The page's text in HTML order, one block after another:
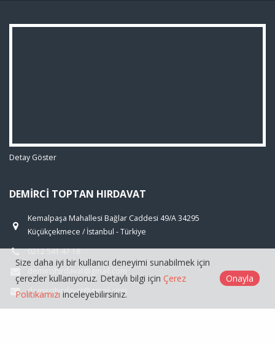
Detay Göster
DEMIRCI TOPTAN HIRDAVAT
Kemalpaşa Mahallesi Bağlar Caddesi 49/A 34295
Küçükçekmece / İstanbul - Türkiye
0212 541 47 18
demircihirdavat@gmail.com
demircihirdavat@gmail.com
Size daha iyi bir kullanıcı deneyimi sunabilmek için
çerezler kullanıyoruz. Detaylı bilgi için Çerez
Politikamızı inceleyebilirsiniz.
Onayla